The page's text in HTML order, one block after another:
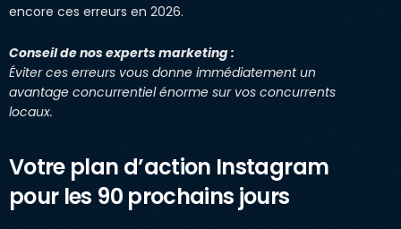
encore ces erreurs en 2026.
Conseil de nos experts marketing :
Éviter ces erreurs vous donne immédiatement un
avantage concurrentiel énorme sur vos concurrents
locaux.
Votre plan d’action Instagram
pour les 90 prochains jours